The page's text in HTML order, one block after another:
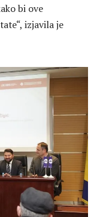
bi ove
izjavila je